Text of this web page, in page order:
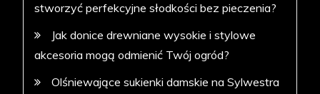
stworzyć perfekcyjne słodkości bez pieczenia?
Jak donice drewniane wysokie i stylowe
akcesoria mogą odmienić Twój ogród?
Olśniewające sukienki damskie na Sylwestra